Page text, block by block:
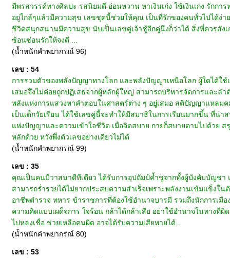
มีพรสวรรค์ทางศิลปะ รสนิยมดี อ่อนหวาน หาเงินเก่ง ใช้เงินเก่ง รักกา
อยู่ใกล้ๆแล้วมีความสุข เลขชุดนี้ช่วยให้คุณ เป็นที่รักของคนทั่วไปได้ง่
ชีวิตสนุกสนานมีความสุข นับเป็นเลขคู่เจ้าชู้อีกคู่นึงก็ว่าได้ สิ่งที่ควรสัง
ซ้อนซ่อนรักให้จงดี ...
(น้ำหนักคำพยากรณ์ 96)
เลข : 54
การรวมตัวของพลังปัญญาทางโลก และพลังปัญญาเหนือโลก ผู้ใดได้ใ
เสมอจึงไม่ค่อยถูกปฏิเสธจากผู้หลักผู้ใหญ่ สามารถบริหารจัดการและล
พลังแห่งการแสวงหาคำตอบในศาสตร์ต่าง ๆ อยู่เสมอ สติปัญญาแหลมค
เป็นเด็กวัยเรียน ได้ใช้เลขคู่นี้จะทำให้มีสมาธิในการเรียนมากขึ้น ที่น่
แห่งปัญญาและความเข้าใจชีวิต เมื่อจิตสบาย กายก็สบายตามไปด้วย
หลักด้วย หวังพึ่งตัวเลขอย่างเดียวไม่ได้
(น้ำหนักคำพยากรณ์ 99)
เลข : 35
คุณเป็นคนมีวาสนาดีทีเดียว ได้รับการอุปถัมป์ค้ำชูจากทั้งผู้บังคับบัญช
สามารถร่ำรวยได้ไม่ยากประสบความสำเร็จเพราะพลังงานเข้มแข็งใ
อาชีพตำรวจ ทหาร ข้าราชการที่ต้องใช้อำนาจบารมี รวมถึงนักการเ
ความคิดแบบเผด็จการ ใจร้อน กล้าได้กล้าเสีย อย่าใช้อำนาจในทางที่
ไปหลงเชื่อ ช่วยเหลือคนผิด อาจได้รับความเสียหายได้..
(น้ำหนักคำพยากรณ์ 80)
เลข : 53